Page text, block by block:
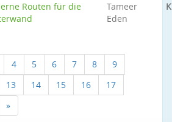
Routen für die
Tameer
Eden
4 5 6 7 8
9
13 14 15 16
17
»